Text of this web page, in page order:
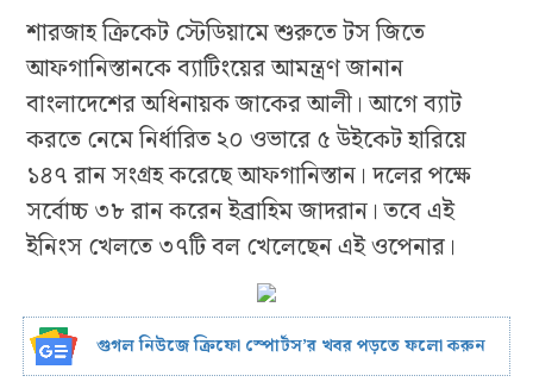
শারজাহ ক্রিকেট স্টেডিয়ামে শুরুতে টস জিতে
আফগানিস্তানকে ব্যাটিংয়ের আমন্ত্রণ জানান
বাংলাদেশের অধিনায়ক জাকের আলী। আগে ব্যাট
করতে নেমে নির্ধারিত ২০ ওভারে ৫ উইকেট হারিয়ে
১৪৭ রান সংগ্রহ করেছে আফগানিস্তান। দলের পক্ষে
সর্বোচ্চ ৩৮ রান করেন ইব্রাহিম জাদরান। তবে এই
ইনিংস খেলতে ৩৭টি বল খেলেছেন এই ওপেনার।
গুগল নিউজে ক্রিফো স্পোর্টস’র খবর পড়তে ফলো করুন